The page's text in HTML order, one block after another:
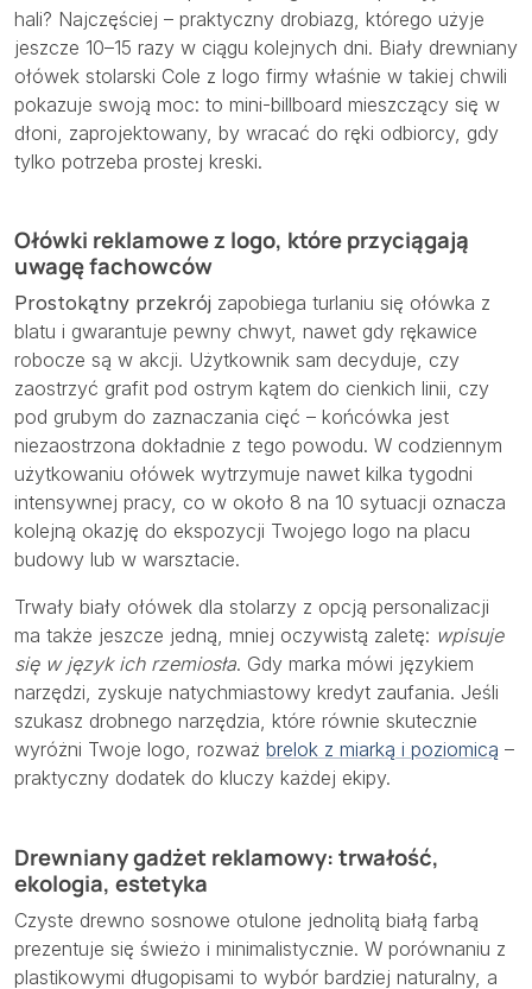
hali? Najczęściej – praktyczny drobiazg, którego użyje
jeszcze 10–15 razy w ciągu kolejnych dni. Biały drewniany
ołówek stolarski Cole z logo firmy właśnie w takiej chwili
pokazuje swoją moc: to mini-billboard mieszczący się w
dłoni, zaprojektowany, by wracać do ręki odbiorcy, gdy
tylko potrzeba prostej kreski.
Ołówki reklamowe z logo, które przyciągają
uwagę fachowców
Prostokątny przekrój zapobiega turlaniu się ołówka z
blatu i gwarantuje pewny chwyt, nawet gdy rękawice
robocze są w akcji. Użytkownik sam decyduje, czy
zaostrzyć grafit pod ostrym kątem do cienkich linii, czy
pod grubym do zaznaczania cięć – końcówka jest
niezaostrzona dokładnie z tego powodu. W codziennym
użytkowaniu ołówek wytrzymuje nawet kilka tygodni
intensywnej pracy, co w około 8 na 10 sytuacji oznacza
kolejną okazję do ekspozycji Twojego logo na placu
budowy lub w warsztacie.
Trwały biały ołówek dla stolarzy z opcją personalizacji
ma także jeszcze jedną, mniej oczywistą zaletę: wpisuje
się w język ich rzemiosła. Gdy marka mówi językiem
narzędzi, zyskuje natychmiastowy kredyt zaufania. Jeśli
szukasz drobnego narzędzia, które równie skutecznie
wyróżni Twoje logo, rozważ brelok z miarką i poziomicą –
praktyczny dodatek do kluczy każdej ekipy.
Drewniany gadżet reklamowy: trwałość,
ekologia, estetyka
Czyste drewno sosnowe otulone jednolitą białą farbą
prezentuje się świeżo i minimalistycznie. W porównaniu z
plastikowymi długopisami to wybór bardziej naturalny, a